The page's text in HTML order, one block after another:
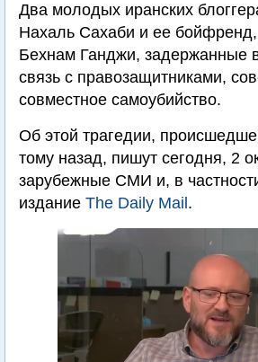
Два молодых иранских
Нахаль Сахаби и ее бойфренд,
Бехнам Ганджи, задержанные
связь с правозащитниками,
совместное самоубийство.
Об этой трагедии,
тому назад, пишут сегодня, 2
зарубежные СМИ и, в
издание The Daily Mail .